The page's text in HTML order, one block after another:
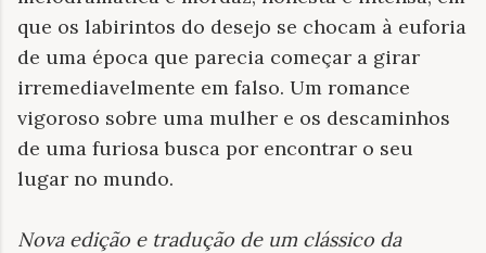
que os labirintos do desejo se chocam à euforia
de uma época que parecia começar a girar
irremediavelmente em falso. Um romance
vigoroso sobre uma mulher e os descaminhos
de uma furiosa busca por encontrar o seu
lugar no mundo.
Nova edição e tradução de um clássico da